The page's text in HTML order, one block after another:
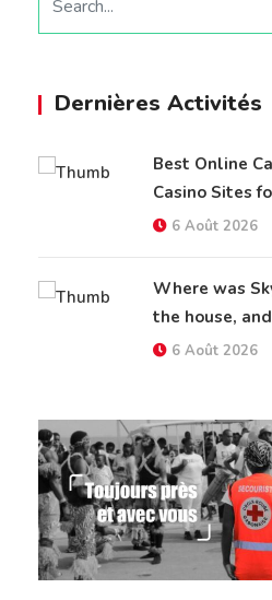
Dernières Activités
Best Online
Casino Sites
6 Août 2026
Where was
the house,
6 Août 2026